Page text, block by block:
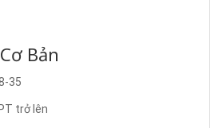
Bản
35
trở lên